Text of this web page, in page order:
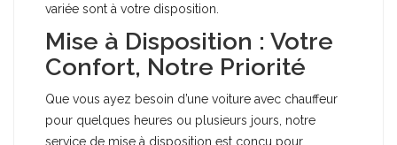
variée sont à votre disposition.
Mise à Disposition : Votre
Confort, Notre Priorité
Que vous ayez besoin d’une voiture avec chauffeur
pour quelques heures ou plusieurs jours, notre
service de mise à disposition est conçu pour